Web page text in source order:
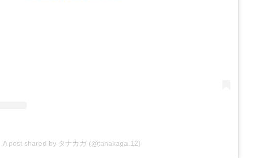
A post shared by タナカガ (@tanakaga.12)